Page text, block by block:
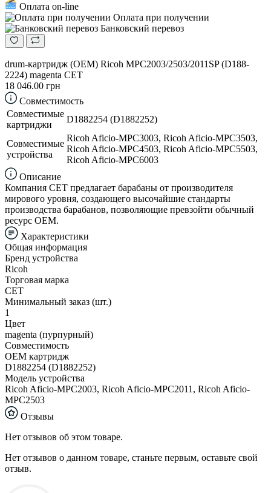
Оплата on-line
Оплата при получении
Банковский перевоз
drum-картридж (OEM) Ricoh MPC2003/2503/2011SP (D188-
2224) magenta CET
18 046.00 грн
Совместимость
Совместимые
картриджи
D1882254 (D1882252)
Совместимые
устройства
Ricoh Aficio-MPC3003, Ricoh Aficio-MPC3503,
Ricoh Aficio-MPC4503, Ricoh Aficio-MPC5503,
Ricoh Aficio-MPC6003
Описание
Компания CET предлагает барабаны от производителя
мирового уровня, создающего высочайшие стандарты
производства барабанов, позволяющие превзойти обычный
ресурс OEM.
Характеристики
Общая информация
Бренд устройства
Ricoh
Торговая марка
CET
Минимальный заказ (шт.)
1
Цвет
magenta (пурпурный)
Совместимость
ОЕМ картридж
D1882254 (D1882252)
Модель устройства
Ricoh Aficio-MPC2003, Ricoh Aficio-MPC2011, Ricoh Aficio-
MPC2503
Отзывы
Нет отзывов об этом товаре.
Нет отзывов о данном товаре, станьте первым, оставьте свой
отзыв.